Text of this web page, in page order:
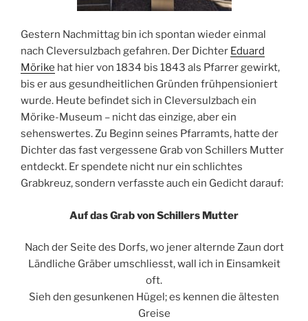
Gestern Nachmittag bin ich spontan wieder einmal
nach Cleversulzbach gefahren. Der Dichter Eduard
Mörike hat hier von 1834 bis 1843 als Pfarrer gewirkt,
bis er aus gesundheitlichen Gründen frühpensioniert
wurde. Heute befindet sich in Cleversulzbach ein
Mörike-Museum – nicht das einzige, aber ein
sehenswertes. Zu Beginn seines Pfarramts, hatte der
Dichter das fast vergessene Grab von Schillers Mutter
entdeckt. Er spendete nicht nur ein schlichtes
Grabkreuz, sondern verfasste auch ein Gedicht darauf:
Auf das Grab von Schillers Mutter
Nach der Seite des Dorfs, wo jener alternde Zaun dort
Ländliche Gräber umschliesst, wall ich in Einsamkeit
oft.
Sieh den gesunkenen Hügel; es kennen die ältesten
Greise